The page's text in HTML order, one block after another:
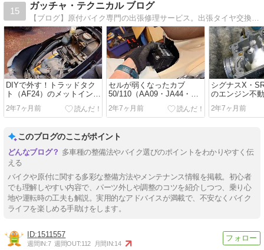
15
ガッチャ・テクニカル ブログ
【ブログ】原付バイク専門の出張修理サービス。出張タイヤ交換・放置復活の定額パックなど日々の修理内容を詳しく解説。
DIYで外す！トラッドタク
ト（AF24）のメットインボ
ックス脱着法をレクチャー
2年7ヶ月前
セルが弱くなったカブ
50/110（AA09・JA44・
JA59）のDIYバッテリー交
換法
2年7ヶ月前
シグナスX・
のエンジン不
ター洗浄で復
～洗浄編～
2年7ヶ月前
このブログのここがポイント
多車種の整備法やバイク選びのポイントをわかりやすく伝
える
バイクや原付に関する多彩な整備方法やメンテナンス情報を掲載。初心者
でも理解しやすい内容で、パーツ外しや調整のコツを紹介しつつ、乗り心
地や運転時の工夫も解説。実用的なアドバイスが満載で、不安なくバイク
ライフを楽しめる手助けをします。
1511557
週間IN:7 週間OUT:112 月間IN:14